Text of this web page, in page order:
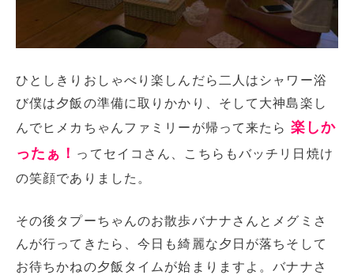
ひとしきりおしゃべり楽しんだら二人はシャワー浴
び僕は夕飯の準備に取りかかり、そして大神島楽し
んでヒメカちゃんファミリーが帰って来たら 楽しか
ったぁ！ ってセイコさん、こちらもバッチリ日焼け
の笑顔でありました。
その後タプーちゃんのお散歩バナナさんとメグミさ
んが行ってきたら、今日も綺麗な夕日が落ちそして
お待ちかねの夕飯タイムが始まりますよ。バナナさ